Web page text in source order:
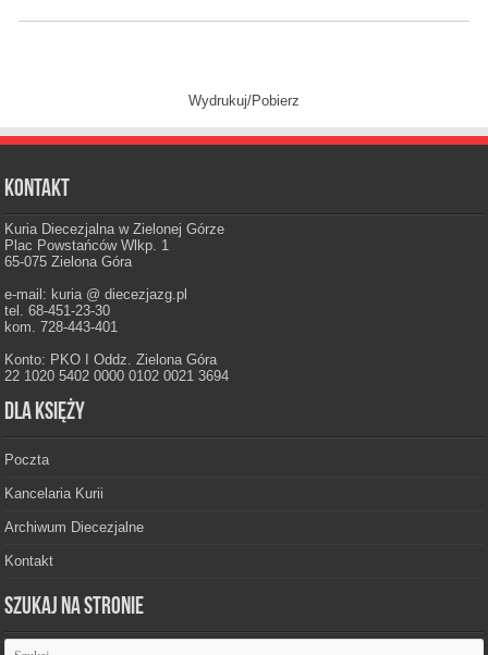
Wydrukuj/Pobierz
Kontakt
Kuria Diecezjalna w Zielonej Górze
Plac Powstańców Wlkp. 1
65-075 Zielona Góra
e-mail: kuria @ diecezjazg.pl
tel. 68-451-23-30
kom. 728-443-401
Konto: PKO I Oddz. Zielona Góra
22 1020 5402 0000 0102 0021 3694
Dla księży
Poczta
Kancelaria Kurii
Archiwum Diecezjalne
Kontakt
Szukaj na stronie